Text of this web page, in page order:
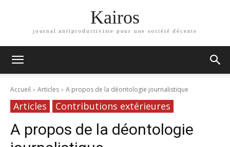
Kairos
journal antiproductiviste pour une société décente
Accueil Articles A propos de la déontologie journalistique
Articles Contributions extérieures
A propos de la déontologie